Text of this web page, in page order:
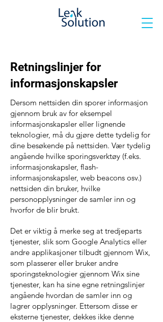
Retningslinjer for
informasjonskapsler
Dersom nettsiden din sporer informasjon
gjennom bruk av for eksempel
informasjonskapsler eller lignende
teknologier, må du gjøre dette tydelig for
dine besøkende på nettsiden. Vær tydelig
angående hvilke sporingsverktøy (f.eks.
informasjonskapsler, flash-
informasjonskapsler, web beacons osv.)
nettsiden din bruker, hvilke
personopplysninger de samler inn og
hvorfor de blir brukt.
Det er viktig å merke seg at tredjeparts
tjenester, slik som Google Analytics eller
andre applikasjoner tilbudt gjennom Wix,
som plasserer eller bruker andre
sporingsteknologier gjennom Wix sine
tjenester, kan ha sine egne retningslinjer
angående hvordan de samler inn og
lagrer opplysninger. Ettersom disse er
eksterne tjenester, dekkes ikke denne